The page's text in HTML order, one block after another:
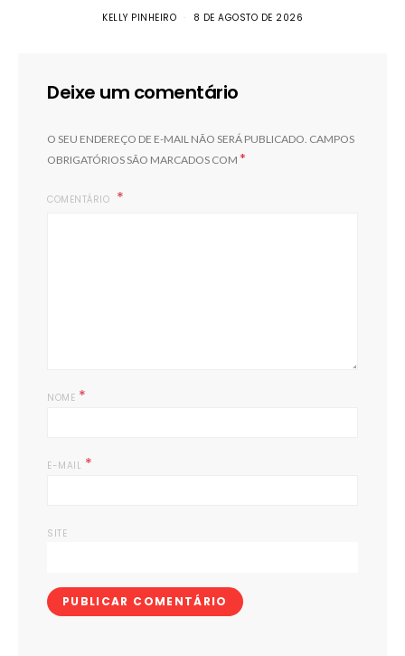
KELLY PINHEIRO 8 DE AGOSTO DE 2026
Deixe um comentário
O SEU ENDEREÇO DE E-MAIL NÃO SERÁ PUBLICADO. CAMPOS
OBRIGATÓRIOS SÃO MARCADOS COM *
COMENTÁRIO
NOME *
E-MAIL *
SITE